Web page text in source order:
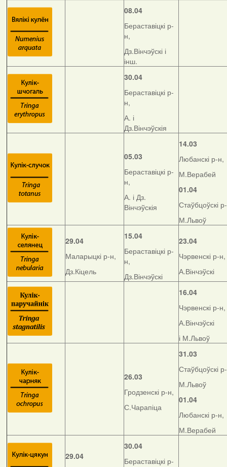
08.04
Бераставіцкі р-
н,
Дз.Вінчэўскі і
інш.
30.04
Бераставіцкі р-
н,
А. і
Дз.Вінчэўскія
05.03
Бераставіцкі р-
н,
А. і Дз.
Вінчэўскія
14.03
Любанскі р-н,
М.Верабей
01.04
Стаўбцоўскі
М.Львоў
29.04
Маларыцкі р-н,
Дз.Кіцель
15.04
Бераставіцкі р-
н,
Дз.Вінчэўскі
23.04
Чэрвенскі р-н,
А.Вінчэўскі
16.04
Чэрвенскі р-н,
А.Вінчэўскі
і М.Львоў
26.03
Гродзенскі р-н,
С.Чарапіца
31.03
Стаўбцоўскі
М.Львоў
01.04
Любанскі р-н,
М.Верабей
29.04
30.04
Бераставіцкі р-